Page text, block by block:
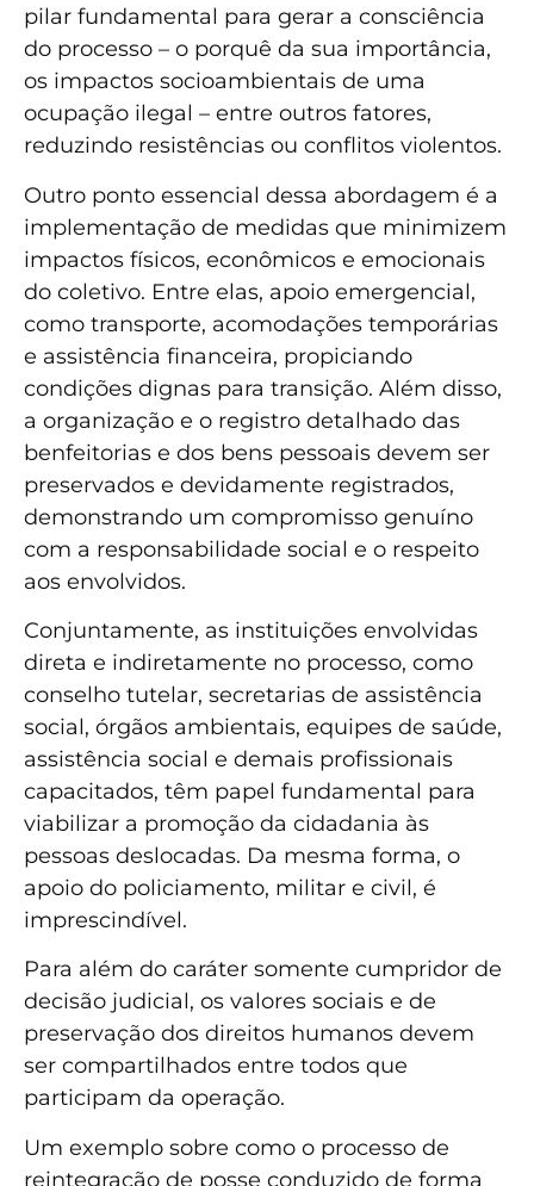
pilar fundamental para gerar a consciência
do processo – o porquê da sua importância,
os impactos socioambientais de uma
ocupação ilegal – entre outros fatores,
reduzindo resistências ou conflitos violentos.
Outro ponto essencial dessa abordagem é a
implementação de medidas que minimizem
impactos físicos, econômicos e emocionais
do coletivo. Entre elas, apoio emergencial,
como transporte, acomodações temporárias
e assistência financeira, propiciando
condições dignas para transição. Além disso,
a organização e o registro detalhado das
benfeitorias e dos bens pessoais devem ser
preservados e devidamente registrados,
demonstrando um compromisso genuíno
com a responsabilidade social e o respeito
aos envolvidos.
Conjuntamente, as instituições envolvidas
direta e indiretamente no processo, como
conselho tutelar, secretarias de assistência
social, órgãos ambientais, equipes de saúde,
assistência social e demais profissionais
capacitados, têm papel fundamental para
viabilizar a promoção da cidadania às
pessoas deslocadas. Da mesma forma, o
apoio do policiamento, militar e civil, é
imprescindível.
Para além do caráter somente cumpridor de
decisão judicial, os valores sociais e de
preservação dos direitos humanos devem
ser compartilhados entre todos que
participam da operação.
Um exemplo sobre como o processo de
reintegração de posse conduzido de forma